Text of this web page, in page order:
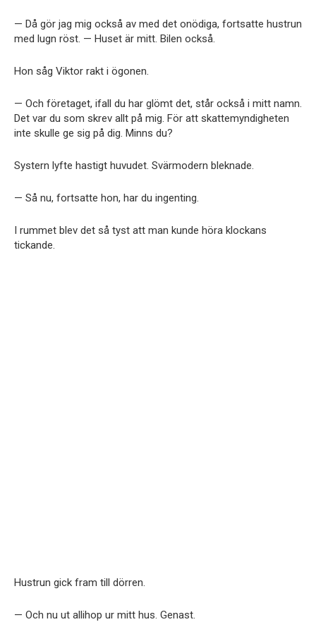
— Då gör jag mig också av med det onödiga, fortsatte hustrun
med lugn röst. — Huset är mitt. Bilen också.
Hon såg Viktor rakt i ögonen.
— Och företaget, ifall du har glömt det, står också i mitt namn.
Det var du som skrev allt på mig. För att skattemyndigheten
inte skulle ge sig på dig. Minns du?
Systern lyfte hastigt huvudet. Svärmodern bleknade.
— Så nu, fortsatte hon, har du ingenting.
I rummet blev det så tyst att man kunde höra klockans
tickande.
Hustrun gick fram till dörren.
— Och nu ut allihop ur mitt hus. Genast.